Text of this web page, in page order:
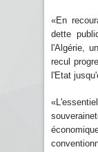
«En
dette
l'Algérie,
recul
l'Etat